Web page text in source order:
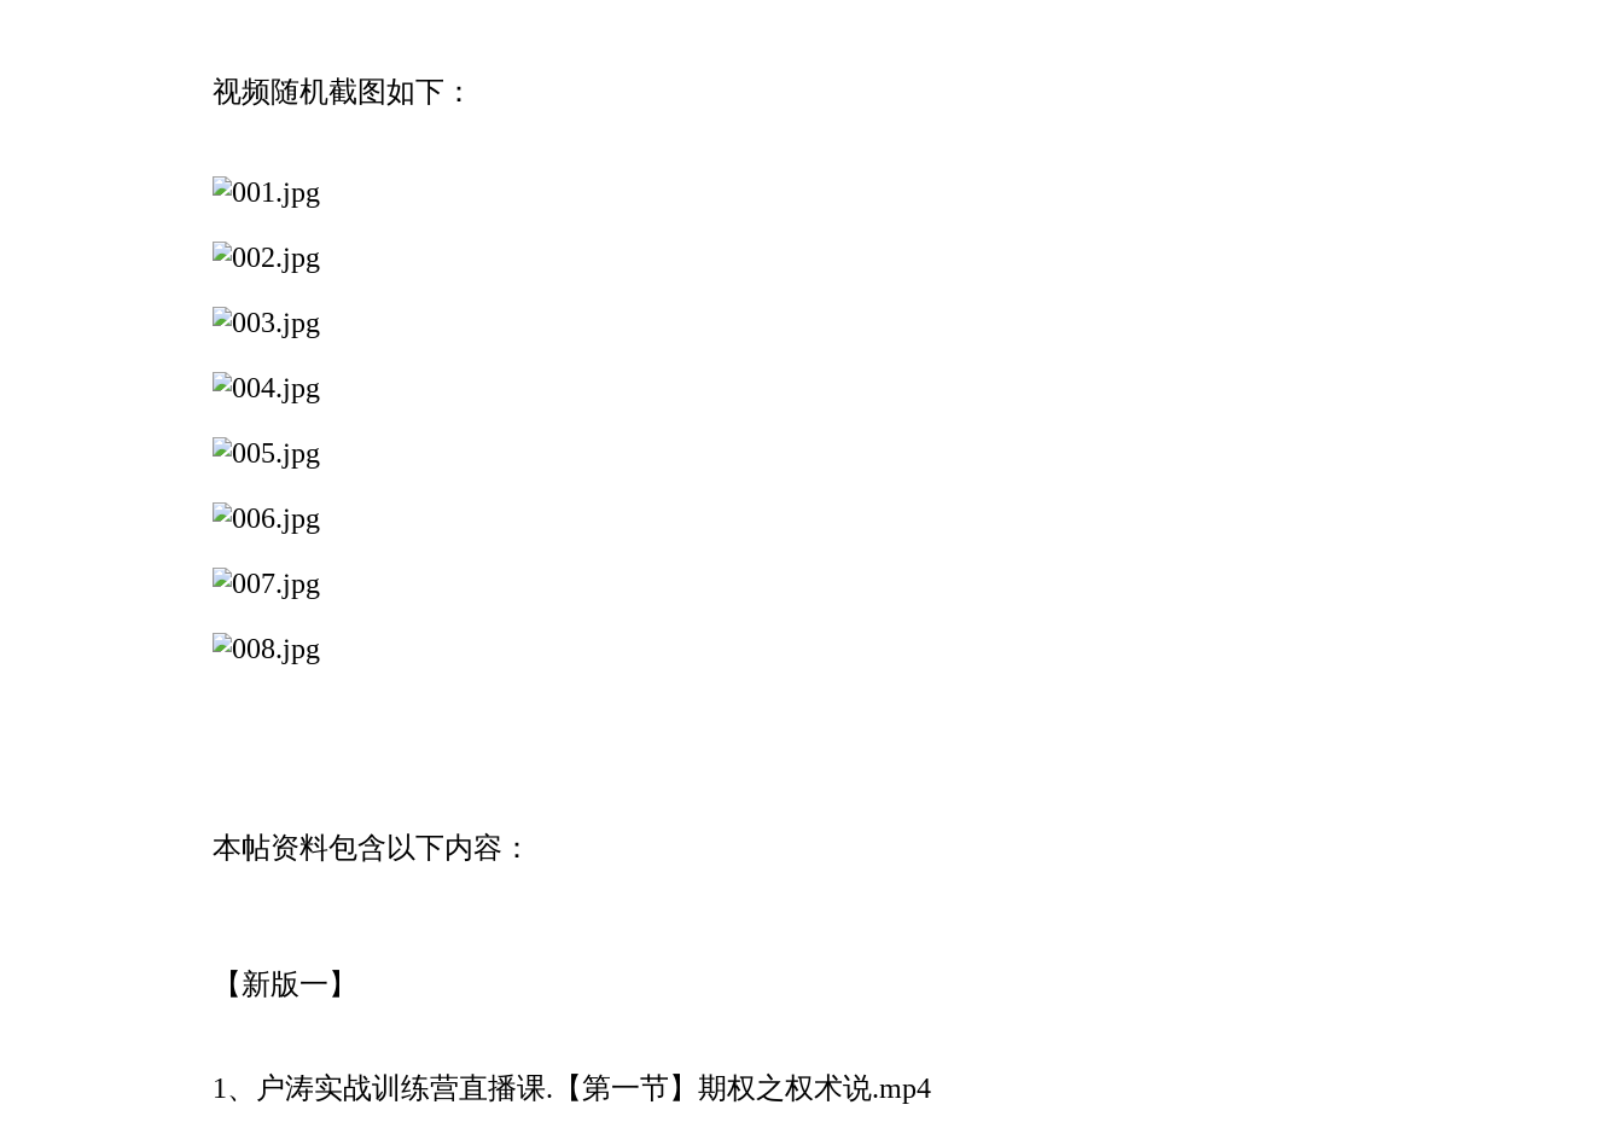
视频随机截图如下：
本帖资料包含以下内容：
【新版一】
1、户涛实战训练营直播课.【第一节】期权之权术说.mp4